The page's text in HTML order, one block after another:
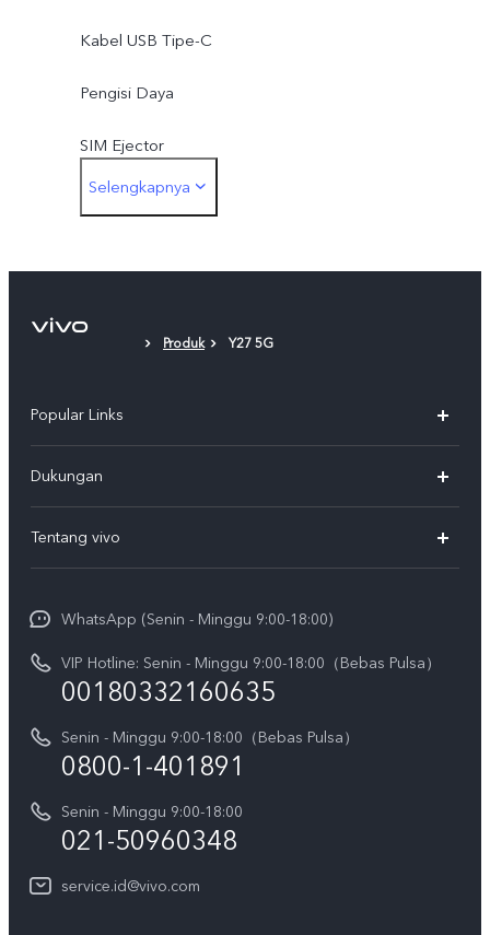
Kabel USB Tipe-C
Pengisi Daya
SIM Ejector
Case Pelindung
Selengkapnya
Produk Y27 5G
Popular Links
T5
T5 Pro
V70 FE
Y05
X300 Pro
Gerai Terdekat
Dukungan
Service Center
Funtouch OS
Pembaruan Sistem
Harga Spare Part
Otentikasi IMEI
Kebijakan Garansi vivo
Layanan Perbaikan Antar Jemput
Tentang vivo
Sejarah
Berita
Pemberitahuan Hukum
Tentang Kami
Pusat Privasi vivo
WhatsApp (Senin - Minggu 9:00-18:00)
VIP Hotline: Senin - Minggu 9:00-18:00（Bebas Pulsa）
00180332160635
Senin - Minggu 9:00-18:00（Bebas Pulsa）
0800-1-401891
Senin - Minggu 9:00-18:00
021-50960348
service.id@vivo.com